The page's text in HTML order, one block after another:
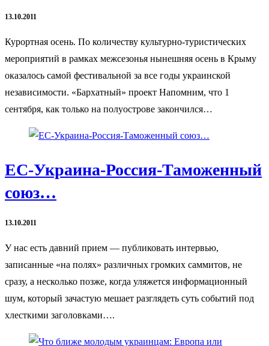
13.10.2011
Курортная осень. По количеству культурно-туристических
мероприятий в рамках межсезонья нынешняя осень в Крыму
оказалось самой фестивальной за все годы украинской
независимости. «Бархатный» проект Напомним, что 1
сентября, как только на полуострове закончился…
ЕС-Украина-Россия-Таможенный
союз…
13.10.2011
У нас есть давний прием — публиковать интервью,
записанные «на полях» различных громких саммитов, не
сразу, а несколько позже, когда уляжется информационный
шум, который зачастую мешает разглядеть суть событий под
хлесткими заголовками….